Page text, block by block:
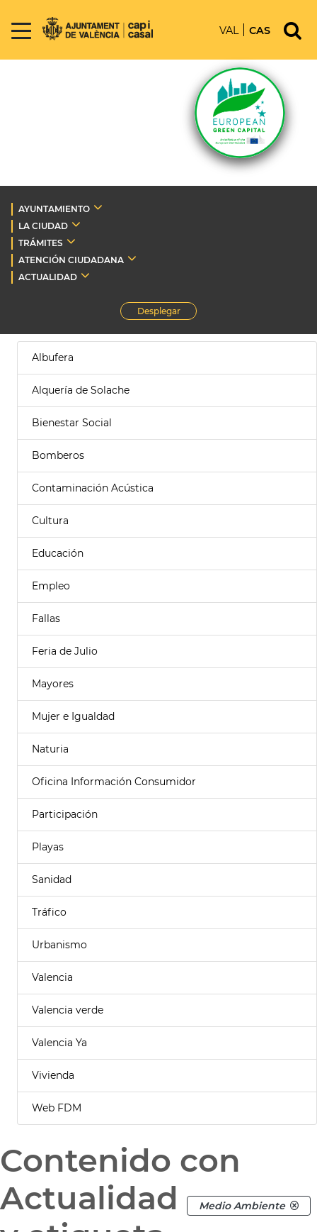
VAL CAS
AYUNTAMIENTO
LA CIUDAD
TRÁMITES
ATENCIÓN CIUDADANA
ACTUALIDAD
Desplegar
Albufera
Alquería de Solache
Bienestar Social
Bomberos
Contaminación Acústica
Cultura
Educación
Empleo
Fallas
Feria de Julio
Mayores
Mujer e Igualdad
Naturia
Oficina Información Consumidor
Participación
Playas
Sanidad
Tráfico
Urbanismo
Valencia
Valencia verde
Valencia Ya
Vivienda
Web FDM
Contenido con
Actualidad
Medio Ambiente